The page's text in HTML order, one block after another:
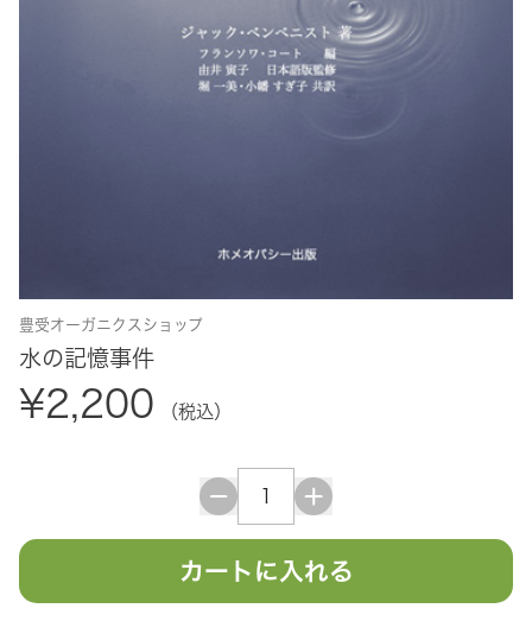
豊受オーガニクスショップ
水の記憶事件
¥2,200 （税込）
カートに入れる